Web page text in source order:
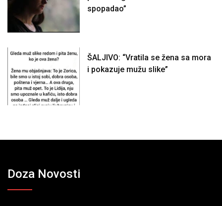
spopadao”
ŠALJIVO: “Vratila se žena sa mora
i pokazuje mužu slike”
Doza Novosti